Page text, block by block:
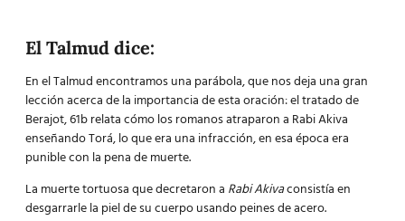
El Talmud dice:
En el Talmud encontramos una parábola, que nos deja una gran
lección acerca de la importancia de esta oración: el tratado de
Berajot, 61b relata cómo los romanos atraparon a Rabi Akiva
enseñando Torá, lo que era una infracción, en esa época era
punible con la pena de muerte.
La muerte tortuosa que decretaron a Rabi Akivaconsistía en
desgarrarle la piel de su cuerpo usando peines de acero.